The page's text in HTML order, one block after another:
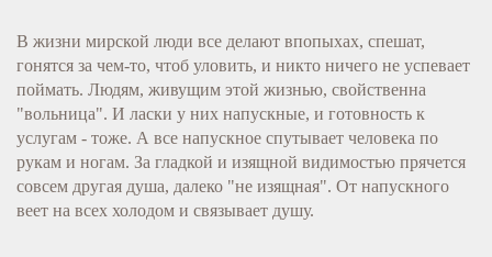
В жизни мирской люди все делают впопыхах, спешат,
гонятся за чем-то, чтоб уловить, и никто ничего не успевает
поймать. Людям, живущим этой жизнью, свойственна
"вольница". И ласки у них напускные, и готовность к
услугам - тоже. А все напускное спутывает человека по
рукам и ногам. За гладкой и изящной видимостью прячется
совсем другая душа, далеко "не изящная". От напускного
веет на всех холодом и связывает душу.